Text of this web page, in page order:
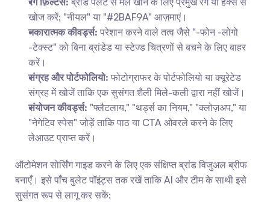
खोज करें; "नीयल" या "#2BAF9A" आज़माएं।
नकारात्मक कीवर्ड्स: परेशान करने वाले तत्व जैसे "-फोन -लोगो
-टेक्स्ट" को बिना ब्रांडेड या स्टेज्ड चित्रणों से बचने के लिए बाहर
करें।
संग्रह और पोर्टफोलियो: फोटोग्राफर के पोर्टफोलियो या क्यूरेटेड
संग्रह में खोजें ताकि एक सुसंगत शैली मिले-कली द्वारा नहीं खोजें।
संयोजन कीवर्ड्स: "फ्लैटलाय," "थर्ड्स का नियम," "क्लोज़अप," या
"नेगेटिव स्पेस" जोड़ें ताकि पाठ या CTA ओवरले करने के लिए
लेआउट प्राप्त करें।
ऑटोमेशन सोर्सिंग गाइड करने के लिए एक संक्षिप्त ब्रांड विजुअल ब्रीफ
बनाएँ। इसे पाँच बुलेट पॉइंट्स तक रखें ताकि AI और टीम के साथी इसे
सुसंगत रूप से लागू कर सकें: